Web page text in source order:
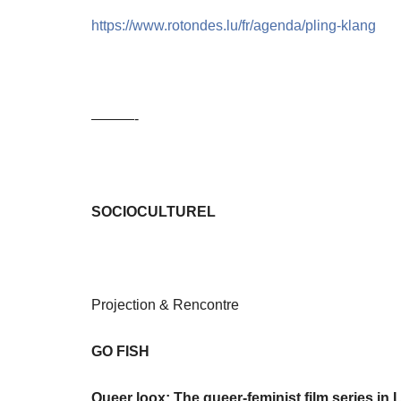
https://www.rotondes.lu/fr/agenda/pling-klang
———-
SOCIOCULTUREL
Projection & Rencontre
GO FISH
Queer loox: The queer-feminist film series in